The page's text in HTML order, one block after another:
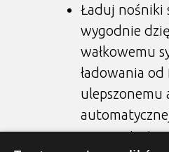
Ładuj nośniki
wygodnie
wałkowemu
ładowania
ulepszonemu
przesunięcia